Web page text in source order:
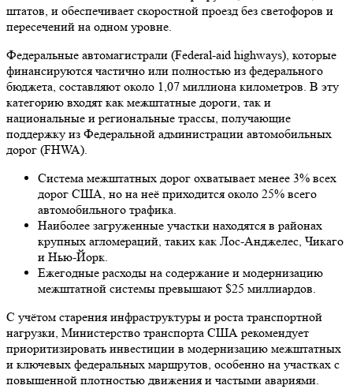
штатов, и обеспечивает скоростной проезд без светофоров и
пересечений на одном уровне.
Федеральные автомагистрали (Federal-aid highways), которые
финансируются частично или полностью из федерального
бюджета, составляют около 1,07 миллиона километров. В эту
категорию входят как межштатные дороги, так и
национальные и региональные трассы, получающие
поддержку из Федеральной администрации автомобильных
дорог (FHWA).
Система межштатных дорог охватывает менее 3% всех
дорог США, но на неё приходится около 25% всего
автомобильного трафика.
Наиболее загруженные участки находятся в районах
крупных агломераций, таких как Лос-Анджелес, Чикаго
и Нью-Йорк.
Ежегодные расходы на содержание и модернизацию
межштатной системы превышают $25 миллиардов.
С учётом старения инфраструктуры и роста транспортной
нагрузки, Министерство транспорта США рекомендует
приоритизировать инвестиции в модернизацию межштатных
и ключевых федеральных маршрутов, особенно на участках с
повышенной плотностью движения и частыми авариями.